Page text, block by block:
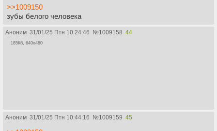
>>1009150
зубы белого человека
Аноним 31/01/25 Птн 10:24:46 №1009158 44
185Кб, 640x480
Аноним 31/01/25 Птн 10:44:16 №1009159 45